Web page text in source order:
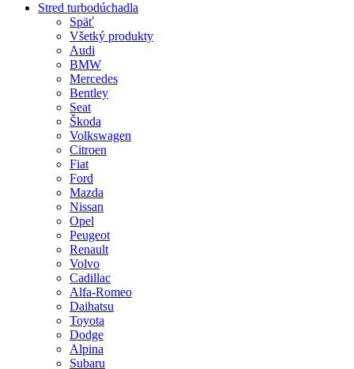
Stred turbodúchadla
Späť
Všetký produkty
Audi
BMW
Mercedes
Bentley
Seat
Škoda
Volkswagen
Citroen
Fiat
Ford
Mazda
Nissan
Opel
Peugeot
Renault
Volvo
Cadillac
Alfa-Romeo
Daihatsu
Toyota
Dodge
Alpina
Subaru